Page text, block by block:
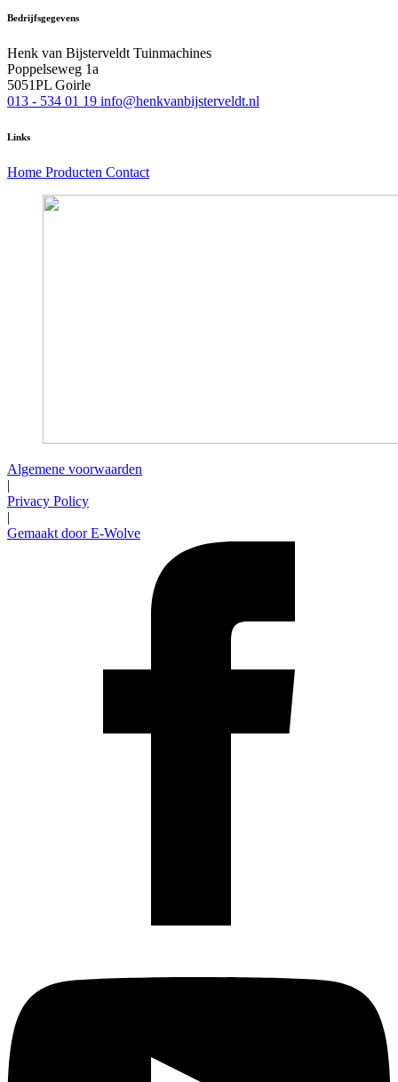
Bedrijfsgegevens
Henk van Bijsterveldt Tuinmachines
Poppelseweg 1a
5051PL Goirle
013 - 534 01 19 info@henkvanbijsterveldt.nl
Links
Home Producten Contact
Algemene voorwaarden
|
Privacy Policy
|
Gemaakt door E-Wolve